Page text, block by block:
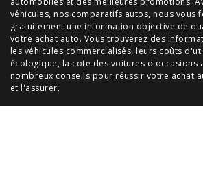
véhicules, nos comparatifs autos, nous vous
gratuitement une information objective de
votre achat auto. Vous trouverez des
les véhicules commercialisés, leurs coûts
écologique, la cote des voitures d'occasions
nombreux conseils pour réussir votre achat
et l'assurer.